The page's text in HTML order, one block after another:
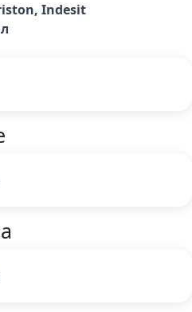
Indesit